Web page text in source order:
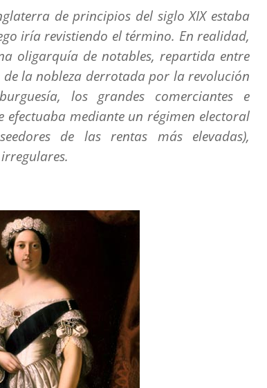
de principios del siglo XIX estaba
iría revistiendo el término. En realidad,
oligarquía de notables, repartida entre
la nobleza derrotada por la revolución
los grandes comerciantes e
mediante un régimen electoral
de las rentas más elevadas),